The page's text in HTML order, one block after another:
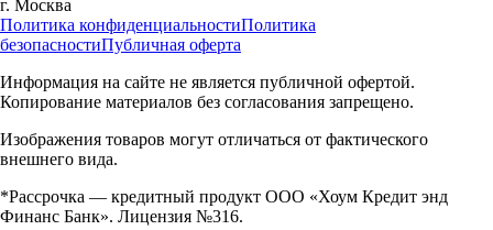
г. Москва
Политика конфиденциальностиПолитика
безопасностиПубличная оферта
Информация на сайте не является публичной офертой.
Копирование материалов без согласования запрещено.
Изображения товаров могут отличаться от фактического
внешнего вида.
*Рассрочка — кредитный продукт ООО «Хоум Кредит энд
Финанс Банк». Лицензия №316.